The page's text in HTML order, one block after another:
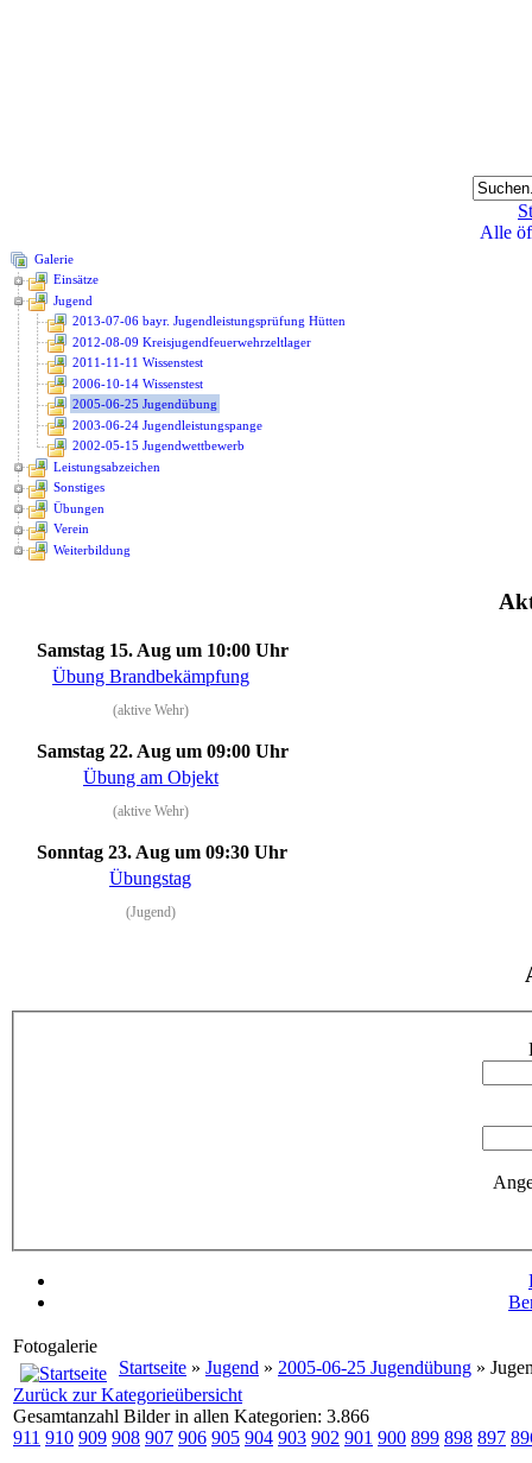
Alle
Galerie
Einsätze
Jugend
2013-07-06 bayr. Jugendleistungsprüfung Hütten
2012-08-09 Kreisjugendfeuerwehrzeltlager
2011-11-11 Wissenstest
2006-10-14 Wissenstest
2005-06-25 Jugendübung
2003-06-24 Jugendleistungspange
2002-05-15 Jugendwettbewerb
Leistungsabzeichen
Sonstiges
Übungen
Verein
Weiterbildung
Samstag 15. Aug um 10:00 Uhr
Übung Brandbekämpfung
(aktive Wehr)
Samstag 22. Aug um 09:00 Uhr
Übung am Objekt
(aktive Wehr)
Sonntag 23. Aug um 09:30 Uhr
Übungstag
(Jugend)
Fotogalerie
Startseite » Jugend » 2005-06-25 Jugendübung »
Zurück zur Kategorieübersicht
Gesamtanzahl Bilder in allen Kategorien: 3.866
911 910 909 908 907 906 905 904 903 902 901 900 899 898 897